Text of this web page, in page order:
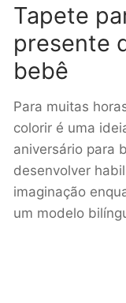
Tapete
presente
bebê
Para muitas
colorir é uma
aniversário para
desenvolver
imaginação
um modelo